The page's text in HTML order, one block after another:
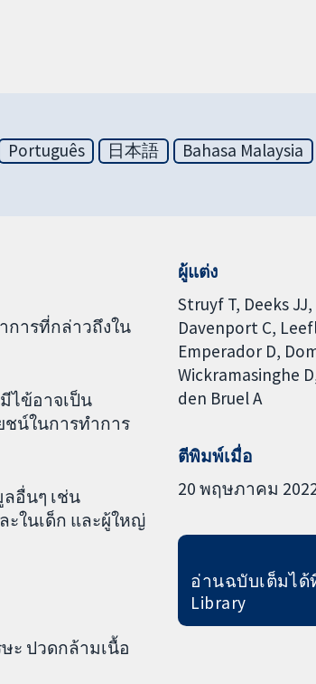
Português 日本語 Bahasa Malaysia
การที่กล่าวถึงใน
ไข้อาจเป็น
ชน์ในการทำการ
อื่นๆ เช่น
ะในเด็ก และผู้ใหญ่
ะ ปวดกล้ามเนื้อ
ผู้แต่ง
Struyf T Deeks JJ
Davenport C
Emperador D
Wickramasinghe D
den Bruel A
ตีพิมพ์เมื่อ
20 พฤษภาคม
อ่านฉบับเต็มได้
Library